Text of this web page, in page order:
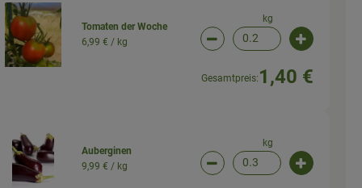
ändern
Tomaten der Woche
6,99 € / kg
kg
Artikelanzahl verringern
Gesamtpreis: 1,40 €
ändern
Auberginen
9,99 € / kg
kg
Artikelanzahl verringern